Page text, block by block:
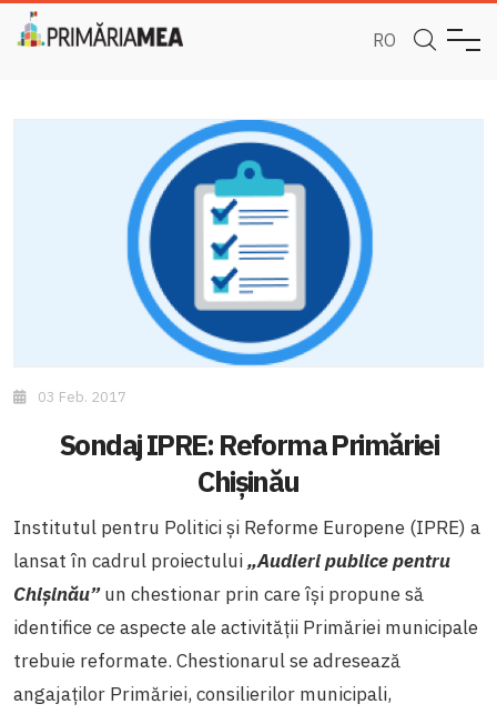
RO
03 Feb. 2017
Sondaj IPRE: Reforma Primăriei
Chișinău
Institutul pentru Politici și Reforme Europene (IPRE) a
lansat în cadrul proiectului„Audieri publice pentru
Chișinău”un chestionar prin care își propune să
identifice ce aspecte ale activității Primăriei municipale
trebuie reformate. Chestionarul se adresează
angajaților Primăriei, consilierilor municipali,